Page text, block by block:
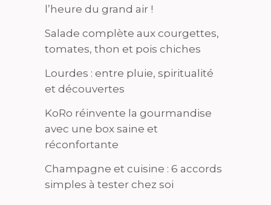
l’heure du grand air !
Salade complète aux courgettes,
tomates, thon et pois chiches
Lourdes : entre pluie, spiritualité
et découvertes
KoRo réinvente la gourmandise
avec une box saine et
réconfortante
Champagne et cuisine : 6 accords
simples à tester chez soi